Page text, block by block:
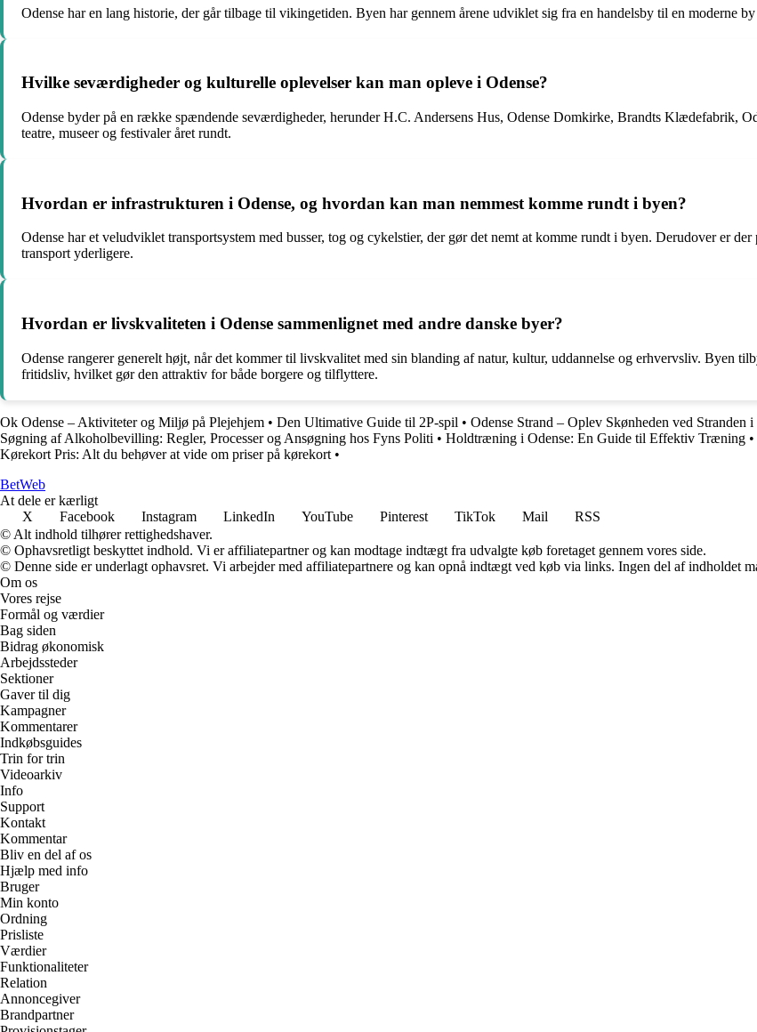
Odense har en lang historie, der går tilbage til vikingetiden. Byen har gennem årene udviklet sig fra en handelsby til en moderne
Hvilke seværdigheder og kulturelle oplevelser kan man opleve i Odense?
Odense byder på en række spændende seværdigheder, herunder H.C. Andersens Hus, Odense Domkirke, Brandts Klædefabrik,
teatre, museer og festivaler året rundt.
Hvordan er infrastrukturen i Odense, og hvordan kan man nemmest komme rundt i byen?
Odense har et veludviklet transportsystem med busser, tog og cykelstier, der gør det nemt at komme rundt i byen. Derudover er
transport yderligere.
Hvordan er livskvaliteten i Odense sammenlignet med andre danske byer?
Odense rangerer generelt højt, når det kommer til livskvalitet med sin blanding af natur, kultur, uddannelse og erhvervsliv. Byen
fritidsliv, hvilket gør den attraktiv for både borgere og tilflyttere.
Ok Odense – Aktiviteter og Miljø på Plejehjem • Den Ultimative Guide til 2P-spil • Odense Strand – Oplev Skønheden ved Stranden i
Søgning af Alkoholbevilling: Regler, Processer og Ansøgning hos Fyns Politi • Holdtræning i Odense: En Guide til Effektiv Træning •
Kørekort Pris: Alt du behøver at vide om priser på kørekort •
BetWeb
At dele er kærligt
X
Facebook Instagram LinkedIn YouTube Pinterest TikTok Mail
RSS
© Alt indhold tilhører rettighedshaver.
© Ophavsretligt beskyttet indhold. Vi er affiliatepartner og kan modtage indtægt fra udvalgte køb foretaget gennem vores side.
© Denne side er underlagt ophavsret. Vi arbejder med affiliatepartnere og kan opnå indtægt ved køb via links. Ingen del af indholdet
Om os
Vores rejse
Formål og værdier
Bag siden
Bidrag økonomisk
Arbejdssteder
Sektioner
Gaver til dig
Kampagner
Kommentarer
Indkøbsguides
Trin for trin
Videoarkiv
Info
Support
Kontakt
Kommentar
Bliv en del af os
Hjælp med info
Bruger
Min konto
Ordning
Prisliste
Værdier
Funktionaliteter
Relation
Annoncegiver
Brandpartner